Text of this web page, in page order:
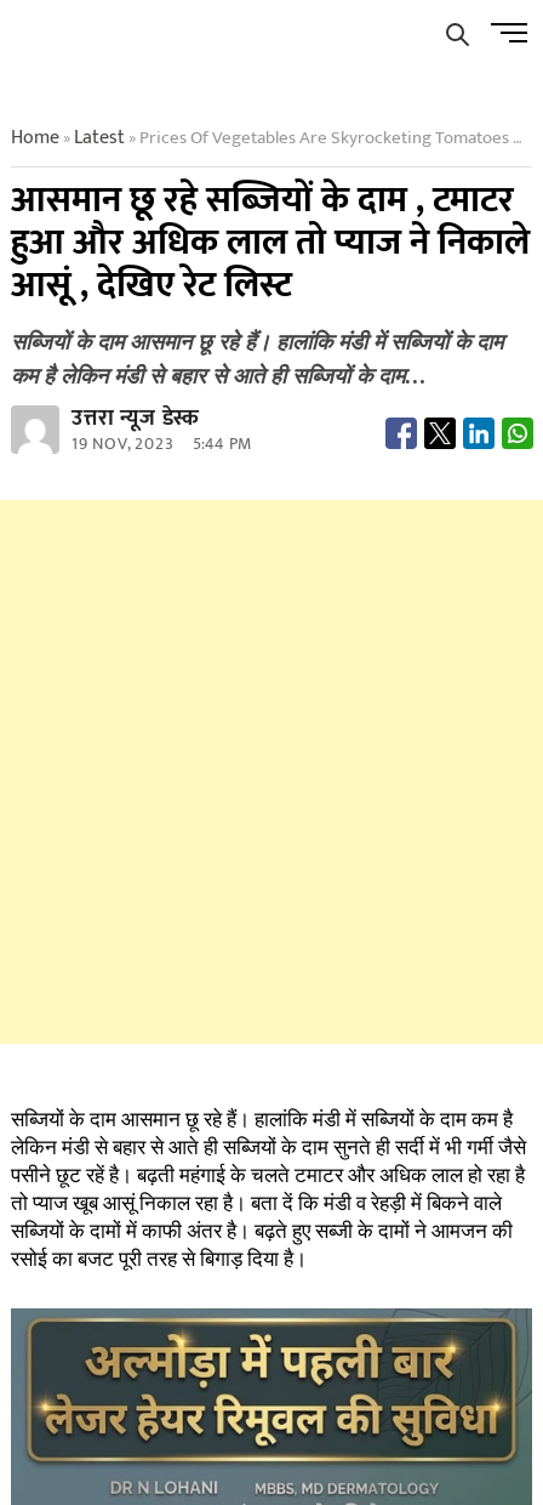
Menu
Home»Latest»Prices Of Vegetables Are Skyrocketing Tomatoes Have Become Redder And Onions Have Brought Out Tears See The Rate List
आसमान छू रहे सब्जियों के दाम , टमाटर
हुआ और अधिक लाल तो प्याज ने निकाले
आसूं , देखिए रेट लिस्ट
सब्जियों के दाम आसमान छू रहे हैं। हालांकि मंडी में सब्जियों के दाम
कम है लेकिन मंडी से बहार से आते ही सब्जियों के दाम…
उत्तरा न्यूज डेस्क
19 NOV, 2023 5:44 PM
सब्जियों के दाम आसमान छू रहे हैं। हालांकि मंडी में सब्जियों के दाम कम है
लेकिन मंडी से बहार से आते ही सब्जियों के दाम सुनते ही सर्दी में भी गर्मी जैसे
पसीने छूट रहें है। बढ़ती महंगाई के चलते टमाटर और अधिक लाल हो रहा है
तो प्याज खूब आसूं निकाल रहा है। बता दें कि मंडी व रेहड़ी में बिकने वाले
सब्जियों के दामों में काफी अंतर है। बढ़ते हुए सब्जी के दामों ने आमजन की
रसोई का बजट पूरी तरह से बिगाड़ दिया है।